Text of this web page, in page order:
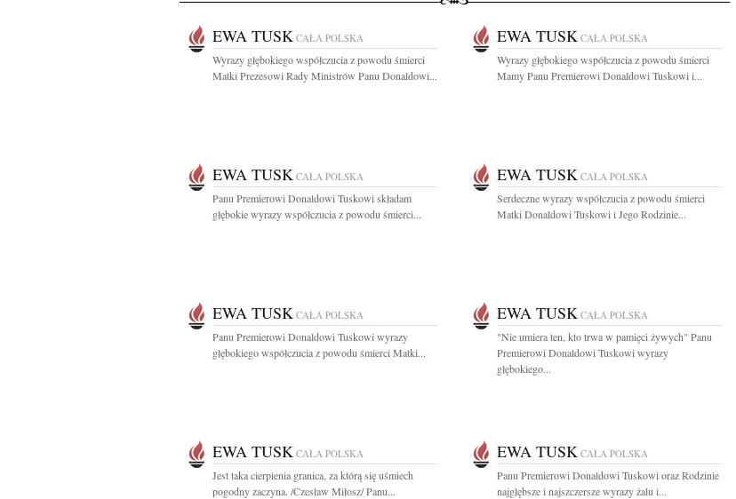
EWA TUSK CAŁA POLSKA
Wyrazy głębokiego współczucia z powodu śmierci
Matki Prezesowi Rady Ministrów Panu Donaldowi...
EWA TUSK CAŁA POLSKA
Wyrazy głębokiego współczucia z powodu śmierci
Mamy Panu Premierowi Donaldowi Tuskowi i...
EWA TUSK CAŁA POLSKA
Panu Premierowi Donaldowi Tuskowi składam
głębokie wyrazy współczucia z powodu śmierci...
EWA TUSK CAŁA POLSKA
Serdeczne wyrazy współczucia z powodu śmierci
Matki Donaldowi Tuskowi i Jego Rodzinie...
EWA TUSK CAŁA POLSKA
Panu Premierowi Donaldowi Tuskowi wyrazy
głębokiego współczucia z powodu śmierci Matki...
EWA TUSK CAŁA POLSKA
"Nie umiera ten, kto trwa w pamięci żywych" Panu
Premierowi Donaldowi Tuskowi wyrazy
głębokiego...
EWA TUSK CAŁA POLSKA
Jest taka cierpienia granica, za którą się uśmiech
pogodny zaczyna. /Czesław Miłosz/ Panu...
EWA TUSK CAŁA POLSKA
Panu Premierowi Donaldowi Tuskowi oraz Rodzinie
najgłębsze i najszczersze wyrazy żalu i...